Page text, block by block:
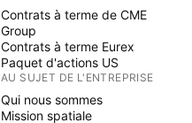
Contrats à terme de CME
Group
Contrats à terme Eurex
Paquet d'actions US
AU SUJET DE L'ENTREPRISE
Qui nous sommes
Mission spatiale